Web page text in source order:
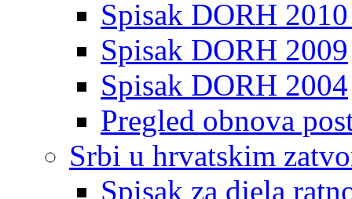
Spisak DORH
Spisak DORH 2009
Spisak DORH 2004
Pregled obnova
Srbi u hrvatskim
Spisak za djela